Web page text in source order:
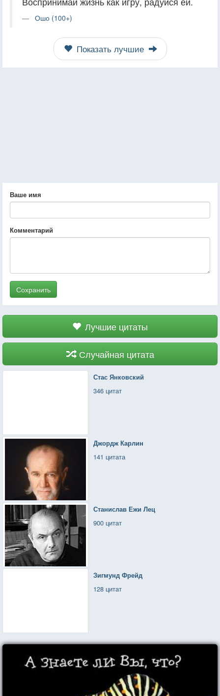
Ошо (100+)
Показать лучшие
Ваше имя
Комментарий
Сохранить
Лучшие цитаты
Случайная цитата
Стас Янковский
346 цитат
Джордж Карлин
141 цитата
Станислав Ежи Лец
900 цитат
Зигмунд Фрейд
128 цитат